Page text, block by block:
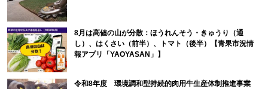
8月は高値の山が分散：ほうれんそう・きゅうり（通
し）、はくさい（前半）、トマト（後半）【青果市況情
報アプリ「YAOYASAN」】
令和8年度 環境調和型持続的肉用牛生産体制推進事業